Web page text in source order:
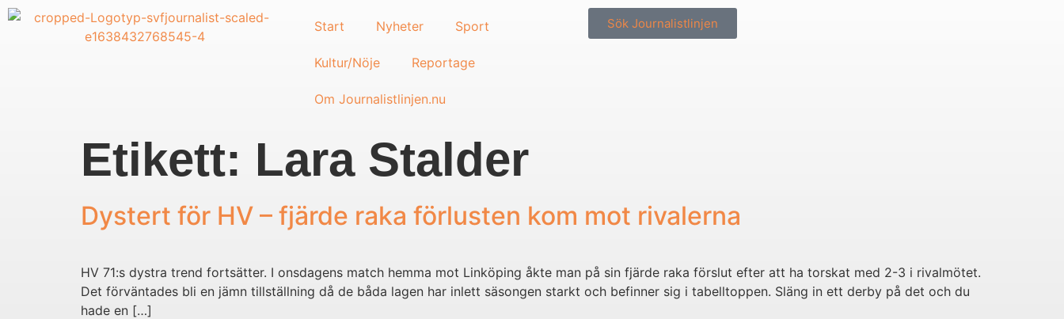
Start Nyheter Sport
Kultur/Nöje Reportage
Om Journalistlinjen.nu
Sök Journalistlinjen
Etikett: Lara Stalder
Dystert för HV – fjärde raka förlusten kom mot rivalerna
HV 71:s dystra trend fortsätter. I onsdagens match hemma mot Linköping åkte man på sin fjärde raka förslut efter att ha torskat med 2-3 i rivalmötet.
Det förväntades bli en jämn tillställning då de båda lagen har inlett säsongen starkt och befinner sig i tabelltoppen. Släng in ett derby på det och du
hade en […]